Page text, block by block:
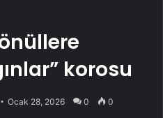
korosu
Ocak 28, 2026 0 0